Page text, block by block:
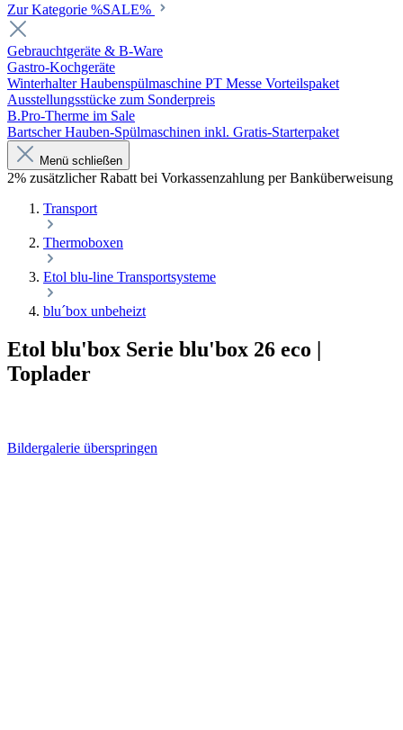
Zur Kategorie %SALE%
Gebrauchtgeräte & B-Ware
Gastro-Kochgeräte
Winterhalter Haubenspülmaschine PT Messe Vorteilspaket
Ausstellungsstücke zum Sonderpreis
B.Pro-Therme im Sale
Bartscher Hauben-Spülmaschinen inkl. Gratis-Starterpaket
Menü schließen
2% zusätzlicher Rabatt bei Vorkassenzahlung per Banküberweisung
Transport
Thermoboxen
Etol blu-line Transportsysteme
blu´box unbeheizt
Etol blu'box Serie blu'box 26 eco |
Toplader
Bildergalerie überspringen